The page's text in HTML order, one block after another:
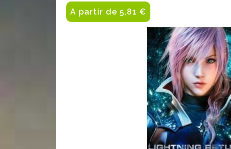
A partir de 5,81 €